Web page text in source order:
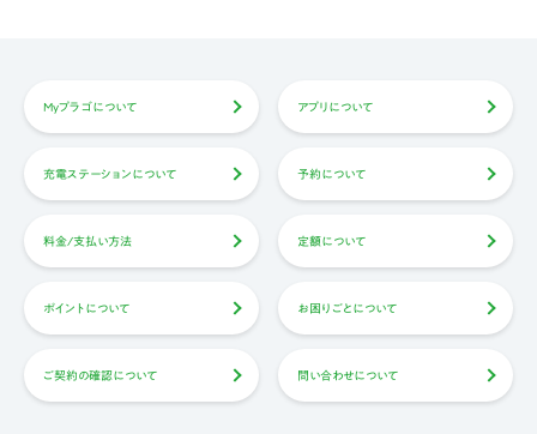
Myプラゴについて アプリについて
充電ステーションについて 予約について
料金/支払い方法 定額について
ポイントについて お困りごとについて
ご契約の確認について 問い合わせについて